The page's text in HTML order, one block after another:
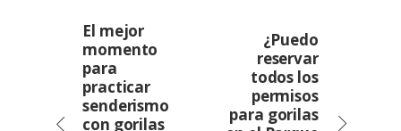
El mejor
momento
para
practicar
senderismo
con gorilas
¿Puedo
reservar
todos los
permisos
para gorilas